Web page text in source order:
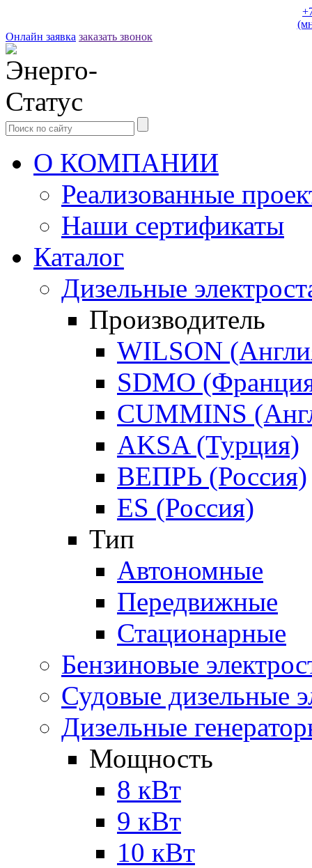
Онлайн заявка заказать звонок
О КОМПАНИИ
Реализованные
Наши сертификаты
Каталог
Дизельные
Производитель
WILSON
SDMO
CUMMINS
AKSA (Турция)
ВЕПРЬ (Россия)
ES (Россия)
Тип
Автономные
Передвижные
Стационарные
Бензиновые
Судовые дизельные
Дизельные
Мощность
8 кВт
9 кВт
10 кВт